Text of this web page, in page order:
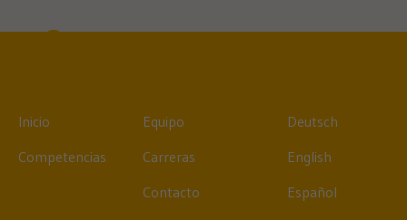
Inicio
Competencias
Equipo
Carreras
Contacto
Deutsch
English
Español